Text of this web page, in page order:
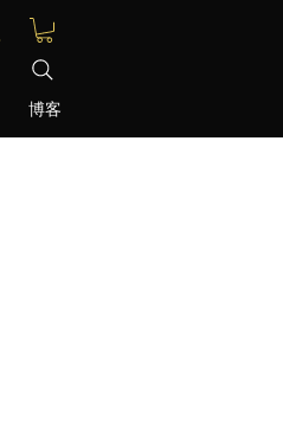
博客